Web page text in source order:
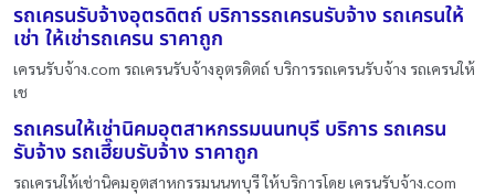
รถเครนรับจ้างอุตรดิตถ์ บริการรถเครนรับจ้าง รถเครนให้
เช่า ให้เช่ารถเครน ราคาถูก
เครนรับจ้าง.com รถเครนรับจ้างอุตรดิตถ์ บริการรถเครนรับจ้าง รถเครนให้
เช
รถเครนให้เช่านิคมอุตสาหกรรมนนทบุรี บริการ รถเครน
รับจ้าง รถเฮี๊ยบรับจ้าง ราคาถูก
รถเครนให้เช่านิคมอุตสาหกรรมนนทบุรี ให้บริการโดย เครนรับจ้าง.com